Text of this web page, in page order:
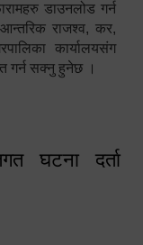
डाउनलोड गर्न
राजश्व, कर,
कार्यालयसंग
गर्न सक्नु हुनेछ ।
घटना दर्ता